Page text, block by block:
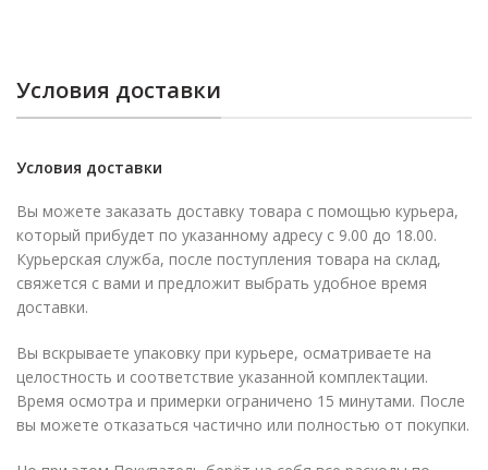
Условия доставки
Условия доставки
Вы можете заказать доставку товара с помощью курьера,
который прибудет по указанному адресу с 9.00 до 18.00.
Курьерская служба, после поступления товара на склад,
свяжется с вами и предложит выбрать удобное время
доставки.
Вы вскрываете упаковку при курьере, осматриваете на
целостность и соответствие указанной комплектации.
Время осмотра и примерки ограничено 15 минутами. После
вы можете отказаться частично или полностью от покупки.